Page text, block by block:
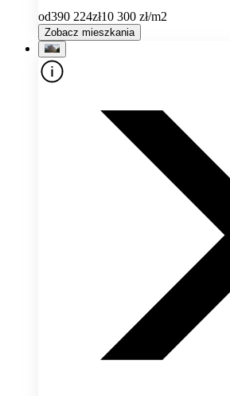
od390 224zł10 300 zł/m2
Zobacz mieszkania